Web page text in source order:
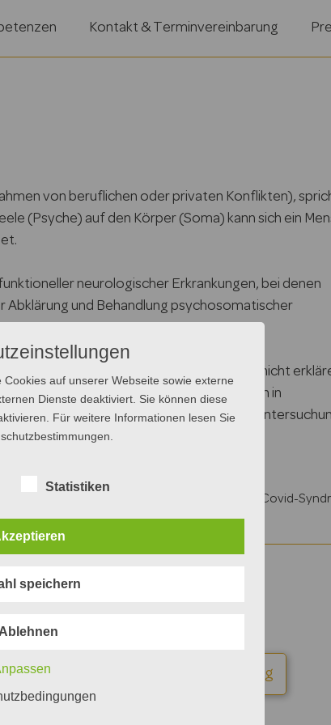
Kontakt & Terminvereinbarung
von beruflichen oder privaten Konflikten),
(Psyche) auf den Körper (Soma) kann sich ein
neurologischer Erkrankungen, bei denen
und Behandlung psychosomatischer
Gefühlsstörungen etc.) also organisch nicht
Lebenssituation oder Belastungen in
aufzeigen und so eine oft jahrelange
Neurologie des Post-Covid-
in
Zur Terminvereinbarung
auf unserer Webseite sowie externe
Dienste deaktiviert. Sie können diese
Für weitere Informationen lesen Sie
Statistiken
speichern